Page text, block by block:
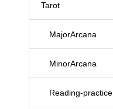
Tarot
MajorArcana
MinorArcana
Reading-practice